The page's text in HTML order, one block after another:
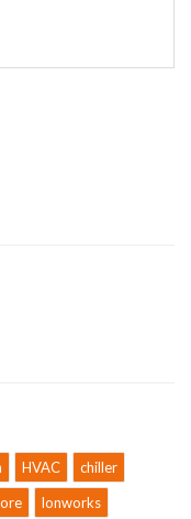
HVAC
chiller
lonworks